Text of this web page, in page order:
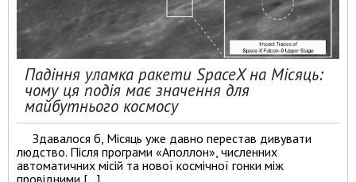
Падіння уламка ракети SpaceX на Місяць:
чому ця подія має значення для
майбутнього космосу
Здавалося б, Місяць уже давно перестав дивувати
людство. Після програми «Аполлон», численних
автоматичних місій та нової космічної гонки між
провідними […]